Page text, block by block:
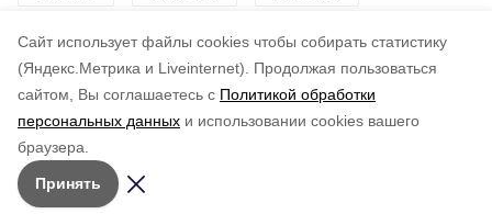
Cайт использует файлы cookies чтобы собирать статистику
(Яндекс.Метрика и Liveinternet).
Продолжая пользоваться
сайтом, Вы соглашаетесь с Политикой обработки
персональных данных и использовании cookies вашего
браузера.
Принять
Подписывайтесь на наш Telegram
канал
Рассказываем о главном в районе. Самая актуальная
и достоверная информация!
патриот
по оценке
5